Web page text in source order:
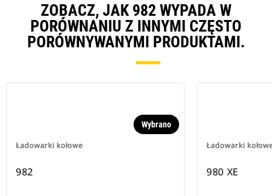
ZOBACZ, JAK 982 WYPADA W
PORÓWNANIU Z INNYMI CZĘSTO
PORÓWNYWANYMI PRODUKTAMI.
Ładowarki kołowe
Wybrano
982
Ładowarki
980 XE